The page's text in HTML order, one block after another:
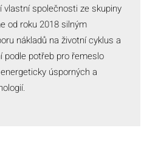
vlastní společnosti ze skupiny
od roku 2018 silným
nákladů na životní cyklus a
podle potřeb pro řemeslo
úsporných a